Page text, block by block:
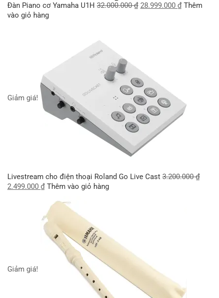
Đàn Piano cơ Yamaha U1H 32.000.000₫ 28.999.000 ₫ Thêm
vào giỏ hàng
Giảm giá!
Livestream cho điện thoại Roland Go Live Cast 3.200.000₫
2.499.000 ₫ Thêm vào giỏ hàng
Giảm giá!